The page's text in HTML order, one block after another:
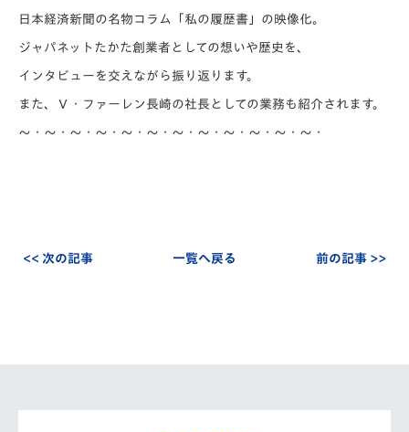
日本経済新聞の名物コラム「私の履歴書」の映像化。
ジャパネットたかた創業者としての想いや歴史を、
インタビューを交えながら振り返ります。
また、Ｖ・ファーレン長崎の社長としての業務も紹介されます。
～・～・～・～・～・～・～・～・～・～・～・～・
<< 次の記事 一覧へ戻る 前の記事 >>